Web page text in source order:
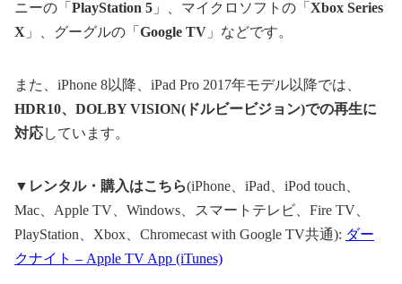
ニーの「 PlayStation 5 」、マイクロソフトの「 Xbox Series
X 」、グーグルの「 Google TV 」などです。
また、iPhone 8以降、iPad Pro 2017年モデル以降では、
HDR10、 DOLBY VISION( ドルビービジョン)での再生に
対応しています。
▼ レンタル・購入はこちら(iPhone、iPad、iPod touch、
Mac、Apple TV、Windows、スマートテレビ、Fire TV、
PlayStation、Xbox、Chromecast with Google TV共通): ダー
クナイト – Apple TV App (iTunes)